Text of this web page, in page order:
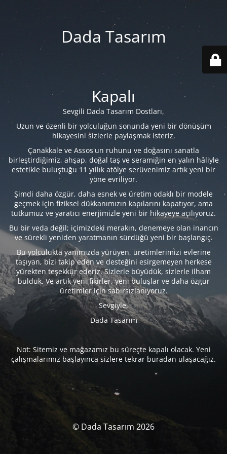
Dada Tasarım
Kapalı
Sevgili Dada Tasarım Dostları,
Uzun ve özenli bir yolculuğun sonunda yeni bir dönüşüm
hikayesini sizlerle paylaşmak isteriz.
Çanakkale ve Assos'un ruhunu ve doğasını sanatla
birleştirdiğimiz, ahşap, doğal taş ve seramiğin en yalın hâliyle
estetikle buluştuğu 11 yıllık atölye serüvenimiz artık yeni bir
yöne evriliyor.
Şimdi daha özgür, daha esnek ve üretim odaklı bir modele
geçmek için fiziksel dükkanımızın kapılarını kapatıyor, ama
tutkumuz ve yaratıcı enerjimizle yeni bir hikayeye açılıyoruz.
Bu bir veda değil; içimizdeki merakın, denemeye olan inancın
ve sürekli yeniden yaratmanın sürdüğü yeni bir başlangıç.
Bu yolculukta yanımızda yürüyen, üretimlerimizi evlerine
taşıyan, bizi takip eden ve desteğini esirgemeyen herkese
yürekten teşekkür ederiz. Sizlerle büyüdük, sizlerle ilham
bulduk. Ve artık yeni fikirler, yeni buluşlar ve daha özgür
üretimler için sabırsızlanıyoruz.
Sevgiyle,
Dada Tasarım
Not: Sitemiz ve mağazamız bu süreçte kapalı olacak. Yeni
çalışmalarımız başlayınca sizlere tekrar buradan ulaşacağız.
© Dada Tasarım 2026